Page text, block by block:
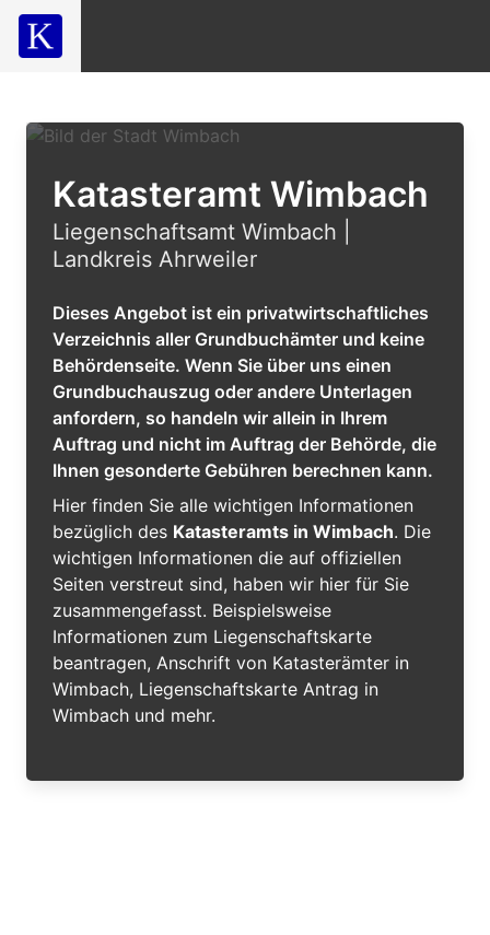
Katasteramt Wimbach
Liegenschaftsamt Wimbach |
Landkreis Ahrweiler
Dieses Angebot ist ein privatwirtschaftliches
Verzeichnis aller Grundbuchämter und keine
Behördenseite. Wenn Sie über uns einen
Grundbuchauszug oder andere Unterlagen
anfordern, so handeln wir allein in Ihrem
Auftrag und nicht im Auftrag der Behörde, die
Ihnen gesonderte Gebühren berechnen kann.
Hier finden Sie alle wichtigen Informationen
bezüglich des Katasteramts in Wimbach. Die
wichtigen Informationen die auf offiziellen
Seiten verstreut sind, haben wir hier für Sie
zusammengefasst. Beispielsweise
Informationen zum Liegenschaftskarte
beantragen, Anschrift von Katasterämter in
Wimbach, Liegenschaftskarte Antrag in
Wimbach und mehr.